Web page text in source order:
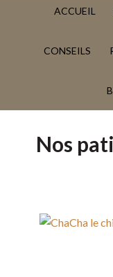
ACCUEIL
CONSEILS
Nos